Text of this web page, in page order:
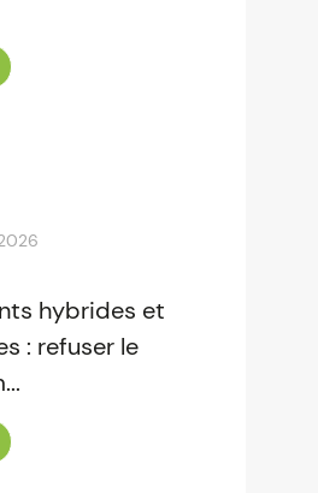
hybrides et
: refuser le